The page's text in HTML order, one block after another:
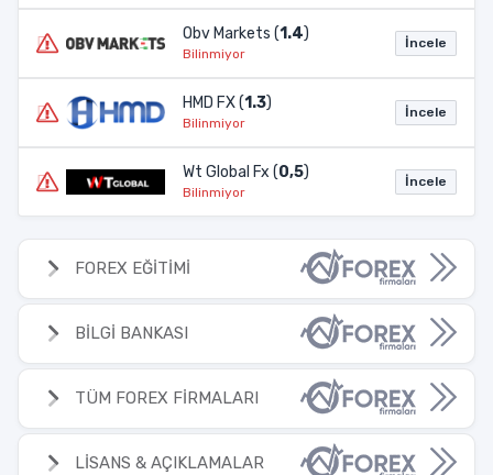
Obv Markets (1.4)
Bilinmiyor
İncele
HMD FX (1.3)
Bilinmiyor
İncele
Wt Global Fx (0,5)
Bilinmiyor
İncele
FOREX EĞİTİMİ
BİLGİ BANKASI
TÜM FOREX FİRMALARI
LİSANS & AÇIKLAMALAR